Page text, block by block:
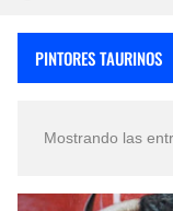
San
PINTORES TAURINOS
Mostrando las